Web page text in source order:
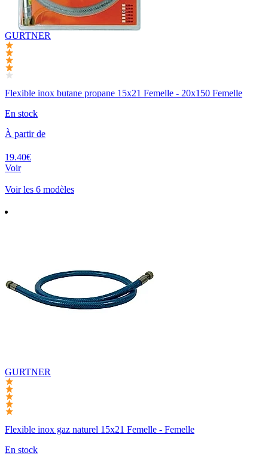
GURTNER
Flexible inox butane propane 15x21 Femelle - 20x150 Femelle
En stock
À partir de
19.40€
Voir
Voir les 6 modèles
GURTNER
Flexible inox gaz naturel 15x21 Femelle - Femelle
En stock